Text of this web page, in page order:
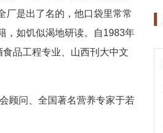
厂是出了名的，他口袋里常常
，如饥似渴地研读。自1983年
品工程专业、山西刊大中文
顾问、全国著名营养专家于若